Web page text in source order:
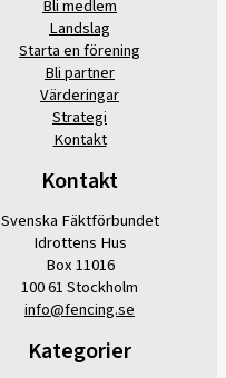
Bli medlem
Landslag
Starta en förening
Bli partner
Värderingar
Strategi
Kontakt
Kontakt
Svenska Fäktförbundet
Idrottens Hus
Box 11016
100 61 Stockholm
info@fencing.se
Kategorier